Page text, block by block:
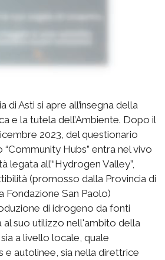
di Asti si apre all’insegna della
e la tutela dell’Ambiente. Dopo il
2023, del questionario
Hubs” entra nel vivo
legata all’“Hydrogen Valley”,
(promosso dalla Provincia di
Fondazione San Paolo)
di idrogeno da fonti
al suo utilizzo nell'ambito della
a livello locale, quale
e autolinee, sia nella direttrice